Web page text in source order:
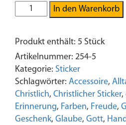
Gott
Liebe
|
Sticker
|
Pastellfarben
Wasserfest
In den Warenkorb
Produkt enthält: 5 Stück
Artikelnummer: 254-5
Kategorie: Sticker
Schlagwörter: Accessoire,
Christlich, Christlicher Sticker,
Erinnerung, Farben, Freude,
Geschenk, Glaube, Gott,